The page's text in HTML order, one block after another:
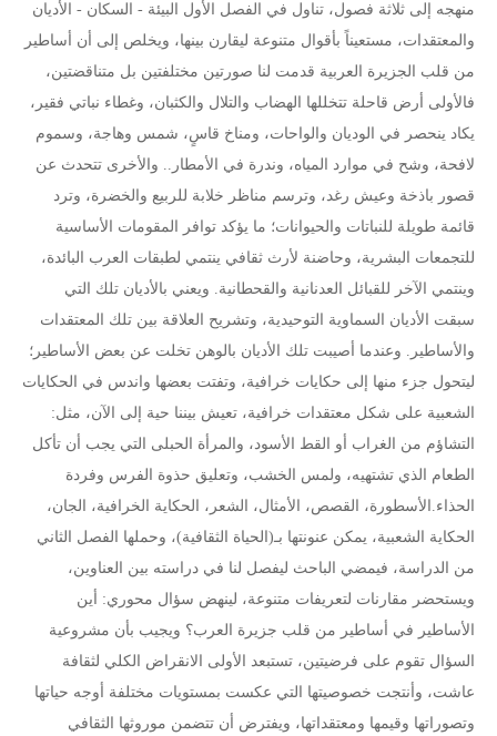
منهجه إلى ثلاثة فصول، تناول في الفصل الأول البيئة - السكان - الأديان
والمعتقدات، مستعيناً بأقوال متنوعة ليقارن بينها، ويخلص إلى أن أساطير
من قلب الجزيرة العربية قدمت لنا صورتين مختلفتين بل متناقضتين،
فالأولى أرض قاحلة تتخللها الهضاب والتلال والكثبان، وغطاء نباتي فقير،
يكاد ينحصر في الوديان والواحات، ومناخ قاسٍ، شمس وهاجة، وسموم
لافحة، وشح في موارد المياه، وندرة في الأمطار.. والأخرى تتحدث عن
قصور باذخة وعيش رغد، وترسم مناظر خلابة للربيع والخضرة، وترد
قائمة طويلة للنباتات والحيوانات؛ ما يؤكد توافر المقومات الأساسية
للتجمعات البشرية، وحاضنة لأرث ثقافي ينتمي لطبقات العرب البائدة،
وينتمي الآخر للقبائل العدنانية والقحطانية. ويعني بالأديان تلك التي
سبقت الأديان السماوية التوحيدية، وتشريح العلاقة بين تلك المعتقدات
والأساطير. وعندما أصيبت تلك الأديان بالوهن تخلت عن بعض الأساطير؛
ليتحول جزء منها إلى حكايات خرافية، وتفتت بعضها واندس في الحكايات
الشعبية على شكل معتقدات خرافية، تعيش بيننا حية إلى الآن، مثل:
التشاؤم من الغراب أو القط الأسود، والمرأة الحبلى التي يجب أن تأكل
الطعام الذي تشتهيه، ولمس الخشب، وتعليق حذوة الفرس وفردة
الحذاء.الأسطورة، القصص، الأمثال، الشعر، الحكاية الخرافية، الجان،
الحكاية الشعبية، يمكن عنونتها بـ(الحياة الثقافية)، وحملها الفصل الثاني
من الدراسة، فيمضي الباحث ليفصل لنا في دراسته بين العناوين،
ويستحضر مقارنات لتعريفات متنوعة، لينهض سؤال محوري: أين
الأساطير في أساطير من قلب جزيرة العرب؟ ويجيب بأن مشروعية
السؤال تقوم على فرضيتين، تستبعد الأولى الانقراض الكلي لثقافة
عاشت، وأنتجت خصوصيتها التي عكست بمستويات مختلفة أوجه حياتها
وتصوراتها وقيمها ومعتقداتها، ويفترض أن تتضمن موروثها الثقافي